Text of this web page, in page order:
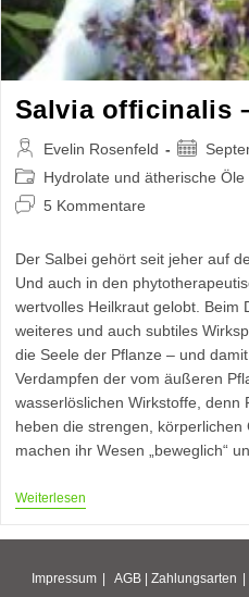
Salvia officinalis
Beitrags-
Autor:
Evelin Rosenfeld
Beitrag
Beitrags-
Kategorie:
Hydrolate und ätherische Öle
Beitrags-5 Kommentare
Der Salbei gehört seit jeher auf
Und auch in den
wertvolles Heilkraut gelobt. Beim
weiteres und auch subtiles
die Seele der Pflanze – und
Verdampfen der vom äußeren
wasserlöslichen Wirkstoffe, denn
heben die strengen,
machen ihr Wesen „beweglich“
WeiterlesenSalvia
Impressum AGB | Zahlungsarten